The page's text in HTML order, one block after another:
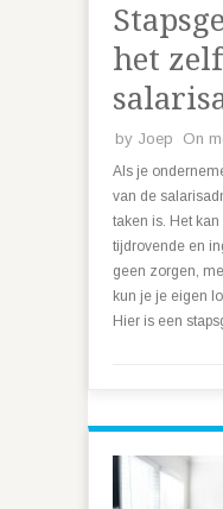
het
by Joep On
Als je
van de
taken is. Het
tijdrovende en
geen zorgen,
kun je je eigen
Hier is een